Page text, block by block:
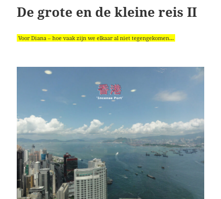
De grote en de kleine reis II
Voor Diana – hoe vaak zijn we elkaar al niet tegengekomen…